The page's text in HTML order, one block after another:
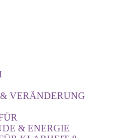
VERÄNDERUNG
& ENERGIE